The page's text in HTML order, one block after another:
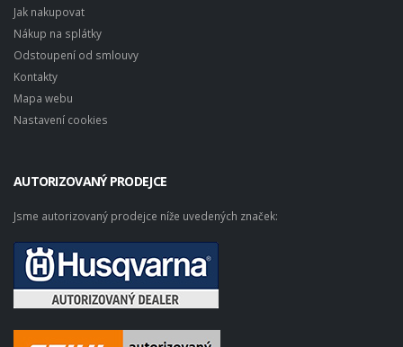
Jak nakupovat
Nákup na splátky
Odstoupení od smlouvy
Kontakty
Mapa webu
Nastavení cookies
AUTORIZOVANÝ PRODEJCE
Jsme autorizovaný prodejce níže uvedených značek: